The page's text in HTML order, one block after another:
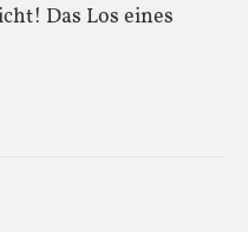
Das Los eines